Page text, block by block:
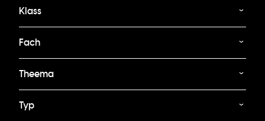
Klass
Fach
Theema
Typ